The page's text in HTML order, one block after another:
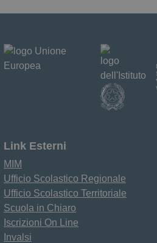
Link Esterni
MIM
Ufficio Scolastico Regionale
Ufficio Scolastico Territoriale
Scuola in Chiaro
Iscrizioni On Line
Invalsi